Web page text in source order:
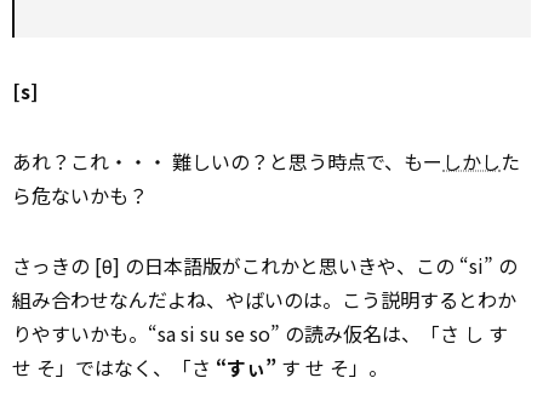
[s]
あれ？これ・・・ 難しいの？と思う時点で、もー しかした
ら危ないかも？
さっきの [θ] の日本語版がこれかと思いきや、この “si” の
組み合わせなんだよね、やばいのは。こう説明するとわか
りやすいかも。“sa si su se so” の読み仮名は、「さ し す
せ そ」ではなく、「さ “すぃ” す せ そ」。